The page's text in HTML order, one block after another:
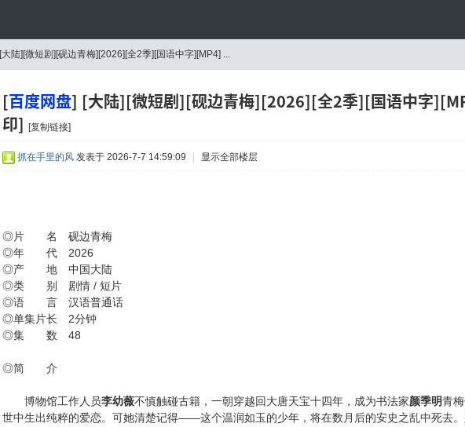
[大陆][微短剧][砚边青梅][2026][全2季][国语中字][MP4] ...
[百度网盘] [大陆][微短剧][砚边青梅][2026][全2季][国语中字
印]
[复制链接]
抓在手里的风 发表于 2026-7-7 14:59:09 显示全部楼层
◎片 名 砚边青梅
◎年 代 2026
◎产 地 中国大陆
◎类 别 剧情 / 短片
◎语 言 汉语普通话
◎单集片长 2分钟
◎集 数 48
◎简 介
博物馆工作人员李幼薇不慎触碰古籍，一朝穿越回大唐天宝十四年，成为书法家颜季明青
世中生出纯粹的爱恋。可她清楚记得——这个温润如玉的少年，将在数月后的安史之乱中死去